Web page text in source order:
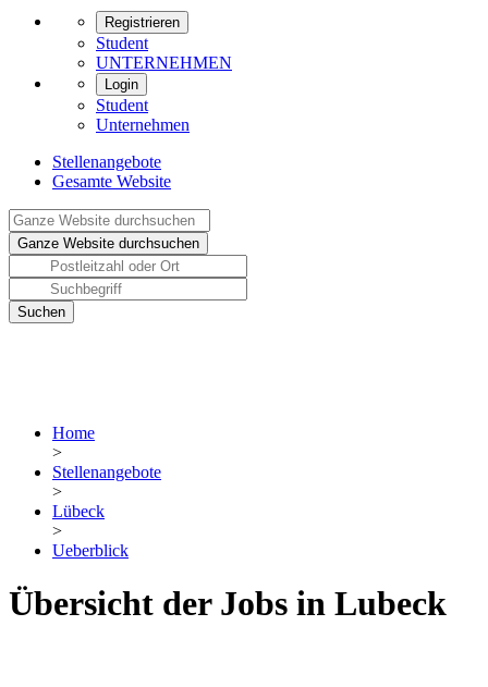
Registrieren
Student
UNTERNEHMEN
Login
Student
Unternehmen
Stellenangebote
Gesamte Website
Home
>
Stellenangebote
>
Lübeck
>
Ueberblick
Übersicht der Jobs in Lubeck